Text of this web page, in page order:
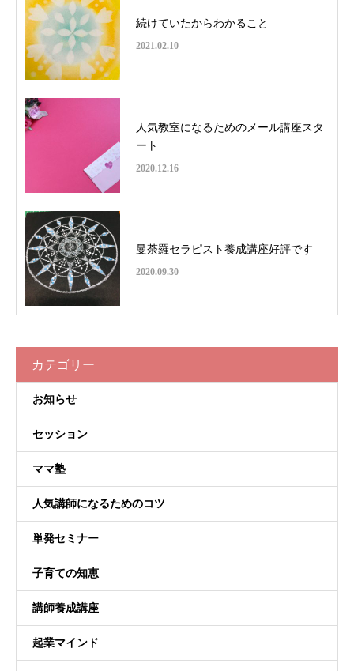
続けていたからわかること
2021.02.10
人気教室になるためのメール講座スタ
ート
2020.12.16
曼荼羅セラピスト養成講座好評です
2020.09.30
カテゴリー
お知らせ
セッション
ママ塾
人気講師になるためのコツ
単発セミナー
子育ての知恵
講師養成講座
起業マインド